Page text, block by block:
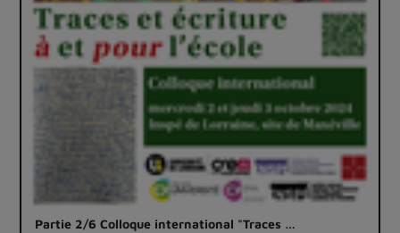
Partie 2/6 Colloque international "Traces …